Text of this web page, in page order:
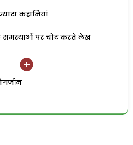
कहानियां
समस्याओं पर चोट करते लेख